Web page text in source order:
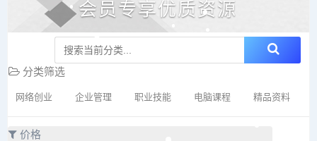
会员专享优质资源
分类筛选
网络创业 企业管理 职业技能 电脑课程 精品资料
价格